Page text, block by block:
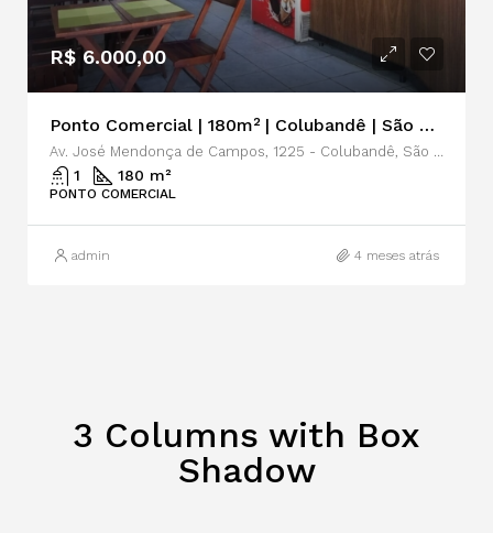
R$ 6.000,00
Ponto Comercial | 180m² | Colubandê | São Gonçalo | Locação
1 180 m²
PONTO COMERCIAL
admin 4 meses atrás
3 Columns with Box
Shadow